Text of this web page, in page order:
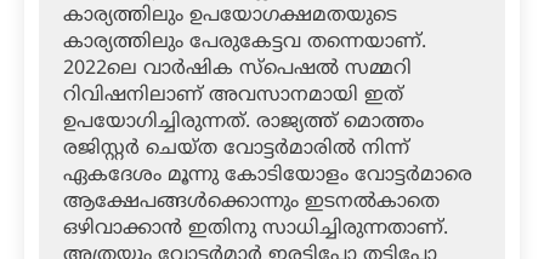
കാര്യത്തിലും ഉപയോഗക്ഷമതയുടെ
കാര്യത്തിലും പേരുകേട്ടവ തന്നെയാണ്.
2022ലെ വാര്‍ഷിക സ്‌പെഷല്‍ സമ്മറി
റിവിഷനിലാണ് അവസാനമായി ഇത്
ഉപയോഗിച്ചിരുന്നത്. രാജ്യത്ത് മൊത്തം
രജിസ്റ്റര്‍ ചെയ്ത വോട്ടര്‍മാരില്‍ നിന്ന്
ഏകദേശം മൂന്നു കോടിയോളം വോട്ടര്‍മാരെ
ആക്ഷേപങ്ങള്‍ക്കൊന്നും ഇടനല്‍കാതെ
ഒഴിവാക്കാന്‍ ഇതിനു സാധിച്ചിരുന്നതാണ്.